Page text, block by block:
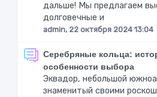
дальше! Мы предлагаем
долговечные и
admin, 22 октября 2024 13:04
Серебряные кольца:
особенности выбора
Эквадор, небольшой
знаменитый своими